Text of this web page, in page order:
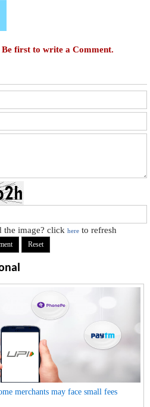
first to write a Comment.
the image? clickhere to refresh
merchants may face small fees